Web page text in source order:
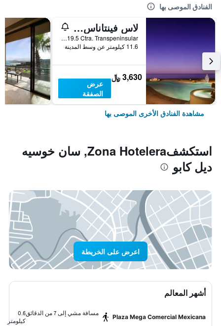
الفنادق الموصى بها
لاس فينتاناس ألباريزو، أحد منتجعات روزود
KM 19.5 Ctra. Transpeninsular, سان خوسيه ديل كابو, ولاية باخا كاليفورنيا سور, المكسيك
11.6 كيلومتر عن وسط المدينة
3,630 ﷼
عرض
الصفقة
مشاهدة الفنادق الأخرى الموصى بها
استكشفZona Hotelera, سان خوسيه
ديل كابو
اعرض على الخريطة
أشهر المعالم
Plaza Mega Comercial Mexicana
مسافة مشي إلى 7 من الدقائق
0.6
كيلومتر